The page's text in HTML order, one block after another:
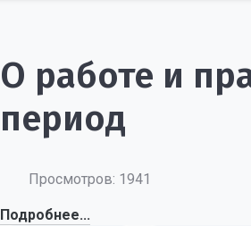
О работе и
период
Просмотров: 1941
Подробнее...